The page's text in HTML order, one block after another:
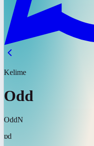
Kelime
Odd
OddN
ɒd